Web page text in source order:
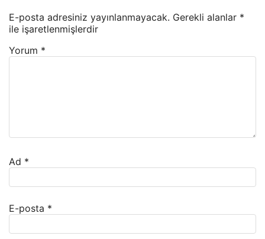
E-posta adresiniz yayınlanmayacak. Gerekli alanlar *
ile işaretlenmişlerdir
Yorum *
Ad *
E-posta *